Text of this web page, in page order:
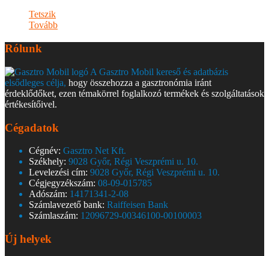
Tetszik
Tovább
Rólunk
A Gasztro Mobil kereső és adatbázis
elsődleges célja, hogy összehozza a gasztronómia iránt
érdeklődőket, ezen témakörrel foglalkozó termékek és szolgáltatások
értékesítőivel.
Cégadatok
Cégnév: Gasztro Net Kft.
Székhely: 9028 Győr, Régi Veszprémi u. 10.
Levelezési cím: 9028 Győr, Régi Veszprémi u. 10.
Cégjegyzékszám: 08-09-015785
Adószám: 14171341-2-08
Számlavezető bank: Raiffeisen Bank
Számlaszám: 12096729-00346100-00100003
Új helyek